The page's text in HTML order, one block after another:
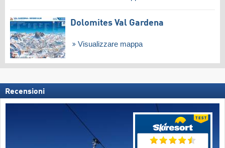
Dolomites Val Gardena
Visualizzare mappa
Recensioni